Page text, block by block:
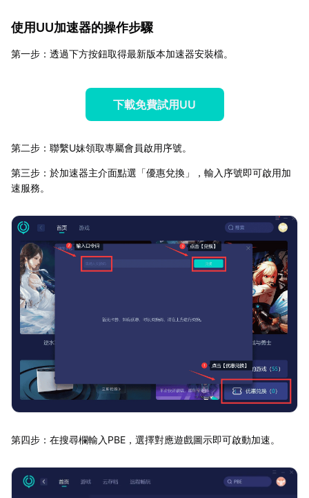
使用UU加速器的操作步驟
第一步：透過下方按鈕取得最新版本加速器安裝檔。
下載免費試用UU
第二步：聯繫U妹領取專屬會員啟用序號。
第三步：於加速器主介面點選「優惠兌換」，輸入序號即可啟用加
速服務。
第四步：在搜尋欄輸入PBE，選擇對應遊戲圖示即可啟動加速。